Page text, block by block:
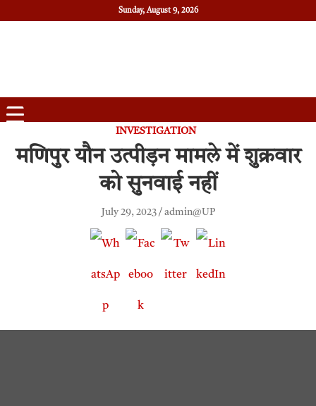
Sunday, August 9, 2026
INVESTIGATION
मणिपुर यौन उत्पीड़न मामले में शुक्रवार
को सुनवाई नहीं
July 29, 2023 admin@UP